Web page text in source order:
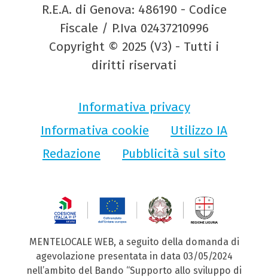
R.E.A. di Genova: 486190 - Codice
Fiscale / P.Iva 02437210996
Copyright © 2025 (V3) - Tutti i
diritti riservati
Informativa privacy
Informativa cookie
Utilizzo IA
Redazione
Pubblicità sul sito
MENTELOCALE WEB, a seguito della domanda di
agevolazione presentata in data 03/05/2024
nell’ambito del Bando “Supporto allo sviluppo di